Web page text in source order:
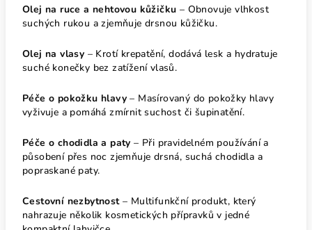
Olej na ruce a nehtovou kůžičku – Obnovuje vlhkost
suchých rukou a zjemňuje drsnou kůžičku.
Olej na vlasy – Krotí krepatění, dodává lesk a hydratuje
suché konečky bez zatížení vlasů.
Péče o pokožku hlavy – Masírovaný do pokožky hlavy
vyživuje a pomáhá zmírnit suchost či šupinatění.
Péče o chodidla a paty – Při pravidelném používání a
působení přes noc zjemňuje drsná, suchá chodidla a
popraskané paty.
Cestovní nezbytnost– Multifunkční produkt, který
nahrazuje několik kosmetických přípravků v jedné